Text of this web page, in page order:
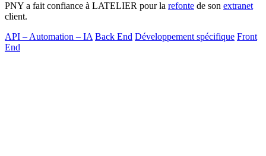
PNY a fait confiance à LATELIER pour la refonte de son extranet
client.
API – Automation – IA Back End Développement spécifique Front
End